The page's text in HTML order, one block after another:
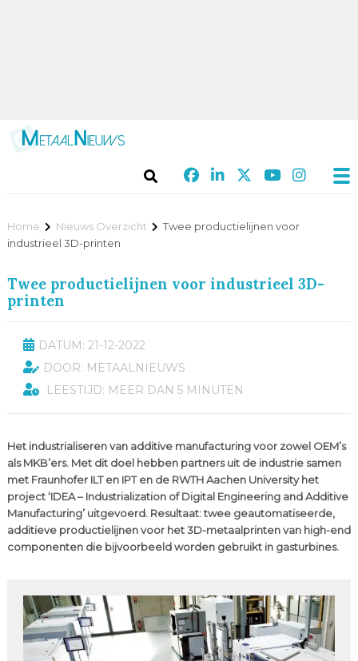
Home Nieuws Overzicht
Twee productielijnen voor
industrieel 3D-printen
Twee productielijnen voor industrieel 3D-
printen
DATUM: 21-12-2022
DOOR: METAALNIEUWS
LEESTIJD: MEER DAN 5 MINUTEN
Het industrialiseren van additive manufacturing voor zowel OEM’s
als MKB’ers. Met dit doel hebben partners uit de industrie samen
met Fraunhofer ILT en IPT en de RWTH Aachen University het
project ‘IDEA – Industrialization of Digital Engineering and Additive
Manufacturing’ uitgevoerd. Resultaat: twee geautomatiseerde,
additieve productielijnen voor het 3D-metaalprinten van high-end
componenten die bijvoorbeeld worden gebruikt in gasturbines.